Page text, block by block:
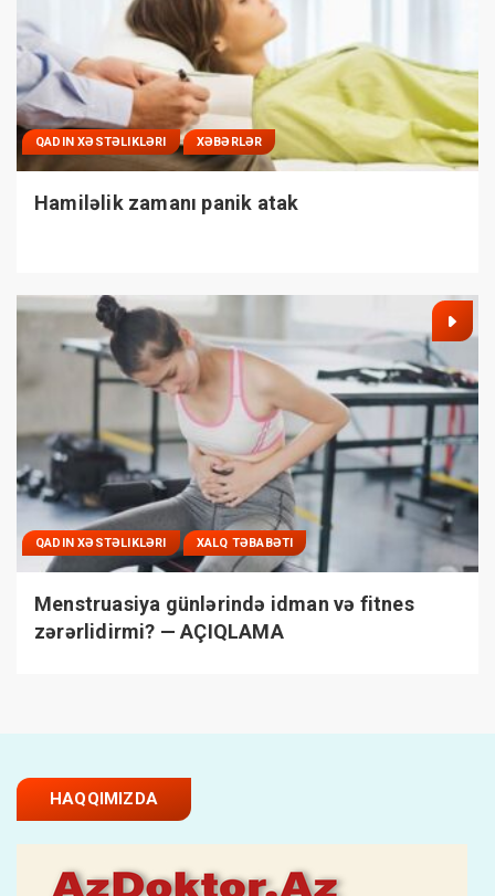
QADIN XƏSTƏLIKLƏRI XƏBƏRLƏR
Hamiləlik zamanı panik atak
QADIN XƏSTƏLIKLƏRI XALQ TƏBABƏTI
Menstruasiya günlərində idman və fitnes
zərərlidirmi? — AÇIQLAMA
HAQQIMIZDA